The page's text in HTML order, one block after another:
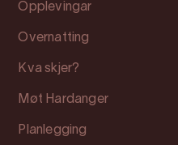
Opplevingar
Overnatting
Kva skjer?
Møt Hardanger
Planlegging